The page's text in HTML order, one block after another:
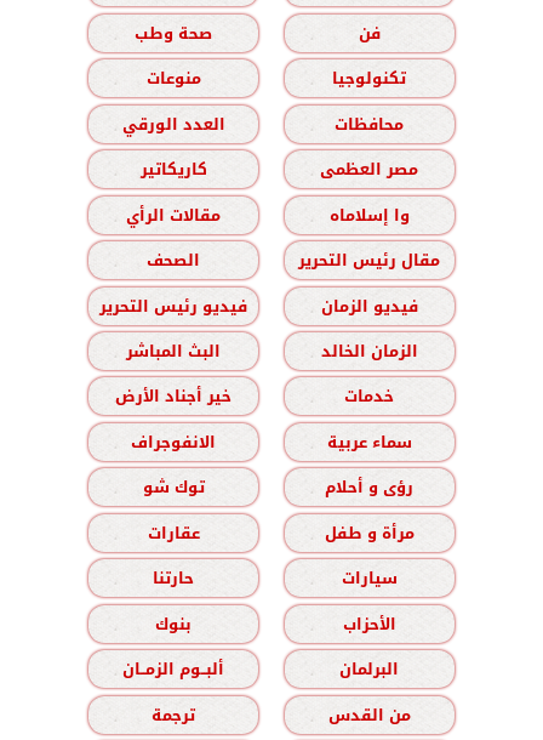
فن
صحة وطب
تكنولوجيا
منوعات
محافظات
العدد الورقي
مصر العظمى
كاريكاتير
وا إسلاماه
مقالات الرأي
مقال رئيس التحرير
الصحف
فيديو الزمان
فيديو رئيس التحرير
الزمان الخالد
البث المباشر
خدمات
خير أجناد الأرض
سماء عربية
الانفوجراف
رؤى و أحلام
توك شو
مرأة و طفل
عقارات
سيارات
حارتنا
الأحزاب
بنوك
البرلمان
ألبــوم الزمــان
من القدس
ترجمة